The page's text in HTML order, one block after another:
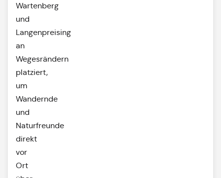
Wartenberg
und
Langenpreising
an
Wegesrändern
platziert,
um
Wandernde
und
Naturfreunde
direkt
vor
Ort